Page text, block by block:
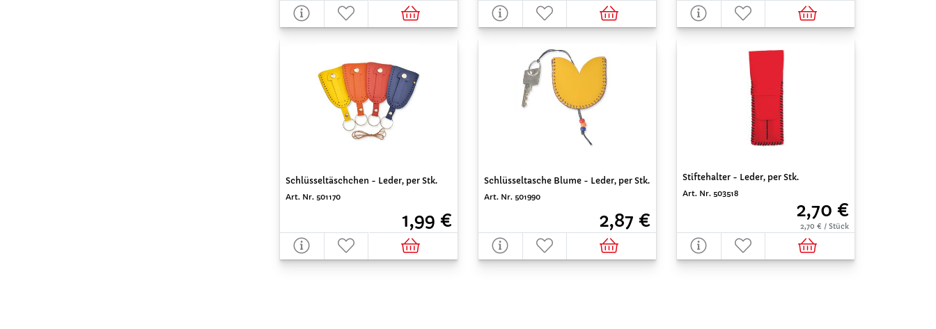
Schlüsseltäschchen - Leder, per Stk.
Art. Nr. 501170
1,99 €
Schlüsseltasche Blume - Leder, per Stk.
Art. Nr. 501990
2,87 €
Stiftehalter - Leder, per Stk.
Art. Nr. 503518
2,70 €
2,70 € / Stück